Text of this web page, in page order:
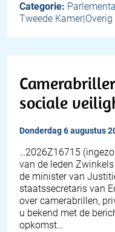
Categorie:
Tweede Kamer|Overig
sociale
donderdag 6 augustus
… 2026Z16715
van de leden
de minister van
staatssecretaris van
over camerabrillen,
u bekend met de
opkomst…